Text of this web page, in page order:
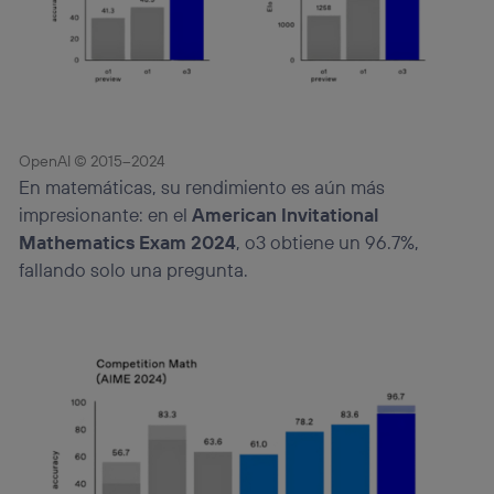
OpenAI © 2015–2024
En matemáticas, su rendimiento es aún más
impresionante: en elAmerican Invitational
Mathematics Exam 2024, o3 obtiene un 96.7%,
fallando solo una pregunta.
identificador. Típicamente:
Si utilizas una
el marketing o análisis se realizará en función de las
actividades de navegación de los miembros del hogar
personalizado, ya que se basará únicamente en la
navegación del usuario del móvil.
Puedes gestionar los consentimientos Utiq seleccionando
“Administrar Utiq” en la parte inferior de esta página web o
visitando el portal de privacidad de Utiq
(“consenthub”). Para más información, consulta
política de privacidad de Utiq